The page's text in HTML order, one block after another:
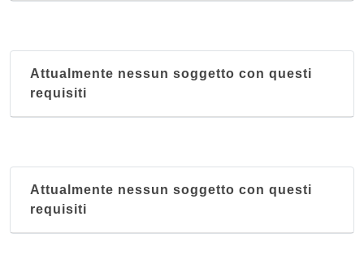
Attualmente nessun soggetto con questi
requisiti
Attualmente nessun soggetto con questi
requisiti